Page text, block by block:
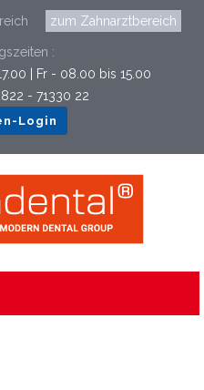
zum Zahnarztbereich
:
| Fr - 08.00 bis 15.00
- 71330 22
Login